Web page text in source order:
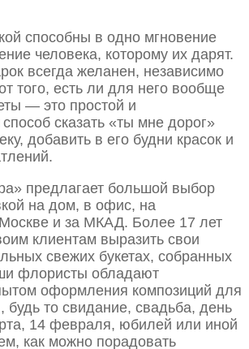
способны в одно мгновение
человека, которому их дарят.
всегда желанен, независимо
того, есть ли для него вообще
— это простой и
сказать «ты мне дорог»
добавить в его будни красок и
предлагает большой выбор
на дом, в офис, на
и за МКАД. Более 17 лет
клиентам выразить свои
свежих букетах, собранных
флористы обладают
оформления композиций для
то свидание, свадьба, день
14 февраля, юбилей или иной
как можно порадовать